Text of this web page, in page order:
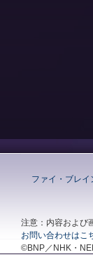
ファイ・ブレイ
注意：内容および
お問い合わせはこ
©BNP／NHK・